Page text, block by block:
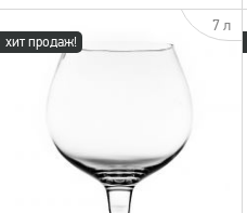
хит продаж!
7 л